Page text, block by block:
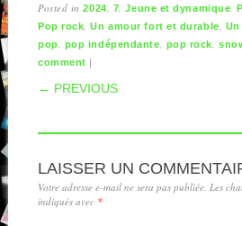
Posted in2024, 7,Jeune et dynamique,
Pop rock,Un amour fort et durable,
pop, pop indépendante, pop rock,
comment |
POST
← PREVIOUS
LAISSER UN
Votre adresse e-mail ne sera pas publiée. Les
indiqués avec *